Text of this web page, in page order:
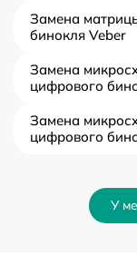
Замена
бинокля Veber
Замена
цифрового
Замена
цифрового
У